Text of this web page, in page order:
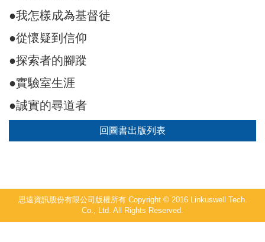
●我怎樣成為基督徒
●從懷疑到信仰
●探索者的腳蹤
●實驗室生涯
●誠實的尋道者
回圖書出版列表
思遠資訊股份有限公司版權所有 Copyright © 2016 Linkuswell Tech.
Co., Ltd. All Rights Reserved.